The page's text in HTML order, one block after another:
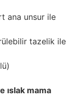
ana unsur ile
tazelik ile
ıslak mama